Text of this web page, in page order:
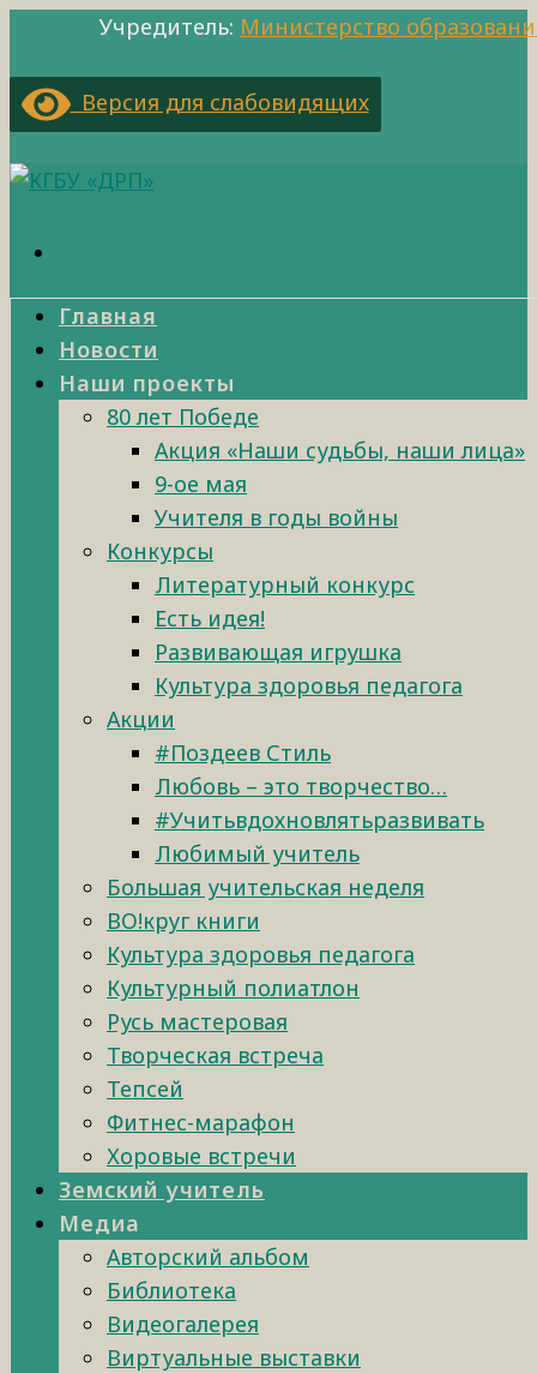
Учредитель: Министерство
Версия для слабовидящих
Главная
Новости
Наши проекты
80 лет Победе
Акция «Наши судьбы, наши лица»
9-ое мая
Учителя в годы войны
Конкурсы
Литературный конкурс
Есть идея!
Развивающая игрушка
Культура здоровья педагога
Акции
#Поздеев Стиль
Любовь – это творчество…
#Учитьвдохновлятьразвивать
Любимый учитель
Большая учительская неделя
ВО!круг книги
Культура здоровья педагога
Культурный полиатлон
Русь мастеровая
Творческая встреча
Тепсей
Фитнес-марафон
Хоровые встречи
Земский учитель
Медиа
Авторский альбом
Библиотека
Видеогалерея
Виртуальные выставки